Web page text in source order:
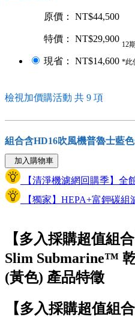
原價： NT$44,500
特價： NT$29,900
現省： NT$14,600
12
*此
檢視加價購活動 共 9 項
組合含HD16吹風機普魯士藍
加入購物車
【清淨機濾網回購季】全
【獨家】HEPA+富鉀碳組
【多入採購超值組
Slim Submarine™
(黃色) 產品特徵
【多入採購超值組